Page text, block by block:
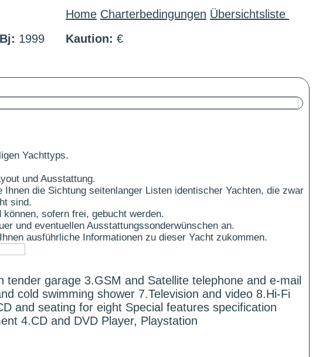
Home Charterbedingungen Übersichtsliste
Bj: 1999 Kaution: €
Yachttyps.
und Ausstattung.
die Sichtung seitenlanger Listen identischer Yachten, die zwar
sind.
sofern frei, gebucht werden.
und eventuellen Ausstattungssonderwünschen an.
ausführliche Informationen zu dieser Yacht zukommen.
garage 3.GSM and Satellite telephone and e-mail
cold swimming shower 7.Television and video 8.Hi-Fi
and seating for eight Special features specification
4.CD and DVD Player, Playstation